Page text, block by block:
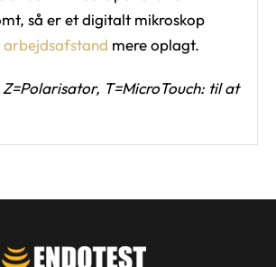
så er et digitalt mikroskop
mere oplagt.
Z=Polarisator, T=MicroTouch: til at